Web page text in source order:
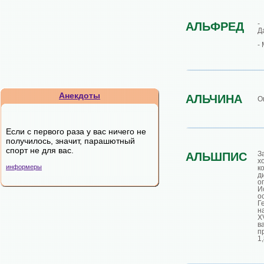
Анекдоты
Если с первого раза у вас ничего не
получилось, значит, парашютный
спорт не для вас.
информеры
АЛЬФРЕД
-
АЛЬЧИНА
АЛЬШПИС